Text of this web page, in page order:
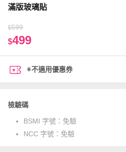
滿版玻璃貼
$599
$499
※不適用優惠券
檢驗碼
BSMI 字號： 免驗
NCC 字號： 免驗